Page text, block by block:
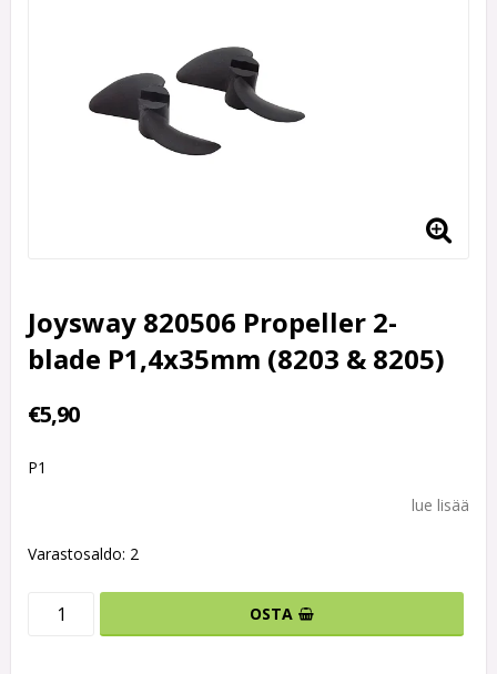
Joysway 820506 Propeller 2-
blade P1,4x35mm (8203 & 8205)
€5,90
P1
lue lisää
Varastosaldo: 2
OSTA